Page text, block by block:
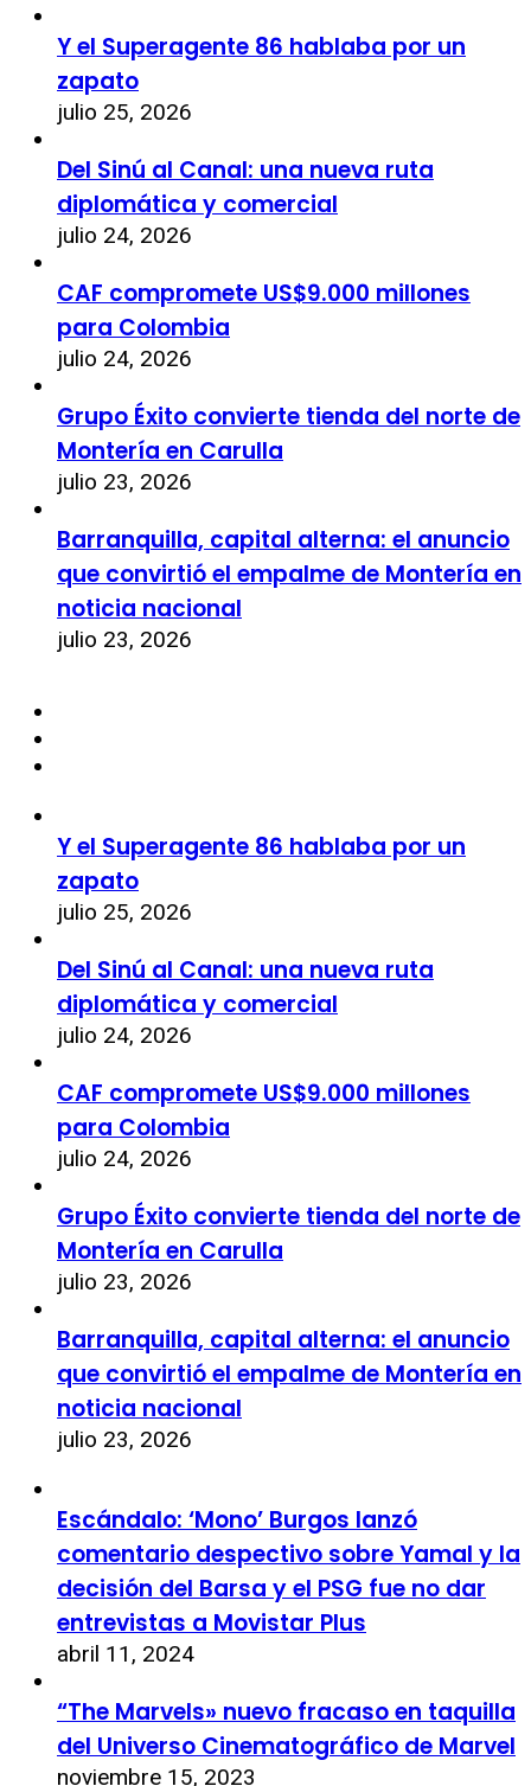
Y el Superagente 86 hablaba por un
zapato
julio 25, 2026
Del Sinú al Canal: una nueva ruta
diplomática y comercial
julio 24, 2026
CAF compromete US$9.000 millones
para Colombia
julio 24, 2026
Grupo Éxito convierte tienda del norte de
Montería en Carulla
julio 23, 2026
Barranquilla, capital alterna: el anuncio
que convirtió el empalme de Montería en
noticia nacional
julio 23, 2026
Y el Superagente 86 hablaba por un
zapato
julio 25, 2026
Del Sinú al Canal: una nueva ruta
diplomática y comercial
julio 24, 2026
CAF compromete US$9.000 millones
para Colombia
julio 24, 2026
Grupo Éxito convierte tienda del norte de
Montería en Carulla
julio 23, 2026
Barranquilla, capital alterna: el anuncio
que convirtió el empalme de Montería en
noticia nacional
julio 23, 2026
Escándalo: ‘Mono’ Burgos lanzó
comentario despectivo sobre Yamal y la
decisión del Barsa y el PSG fue no dar
entrevistas a Movistar Plus
abril 11, 2024
“The Marvels» nuevo fracaso en taquilla
del Universo Cinematográfico de Marvel
noviembre 15, 2023